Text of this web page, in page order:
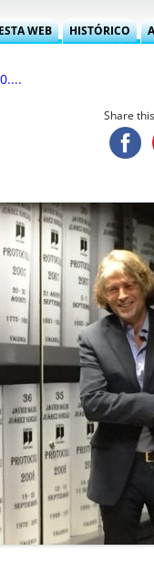
IRPF
WEB
PREMIO NYR
NUEVA ETAPA
POLÍTICA DE PRIVACIDAD
AVISO LEGAL
REPORTAR INCIDENCIA
LOGOTIPO
ENTREVISTAS
SONRISA
ENVÍA CORREO
CANALES DE VÍDEO
HISTÓRICO
Share